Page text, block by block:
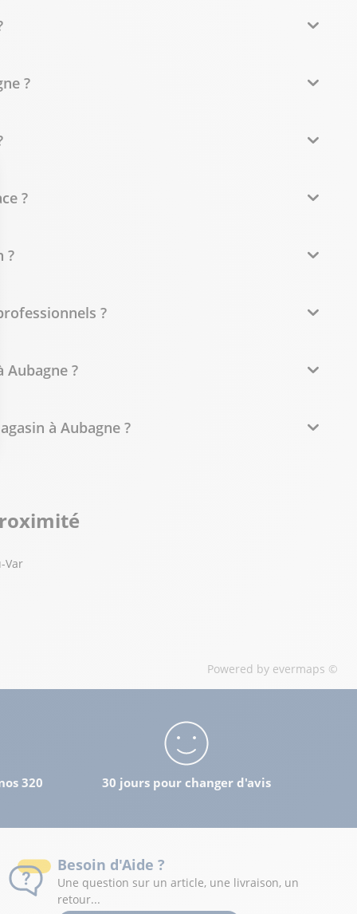
?
?
?
?
?
à Aubagne ?
Var
Powered by evermaps ©
320 30 jours pour changer d'avis
Besoin d'Aide ?
Une question sur un article, une livraison, un
retour...